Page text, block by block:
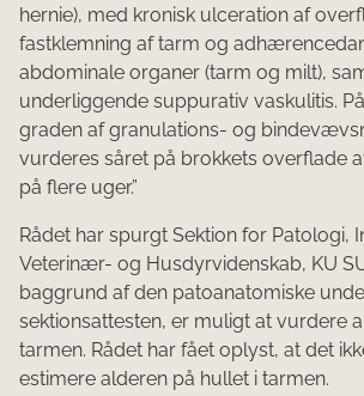
hernie), med kronisk ulceration af
fastklemning af tarm og
abdominale organer (tarm og milt),
underliggende suppurativ vaskulitis.
graden af granulations- og
vurderes såret på brokkets overflade
på flere uger.”
Rådet har spurgt Sektion for Patologi,
Veterinær- og Husdyrvidenskab, KU
baggrund af den patoanatomiske
sektionsattesten, er muligt at vurdere
tarmen. Rådet har fået oplyst, at det
estimere alderen på hullet i tarmen.